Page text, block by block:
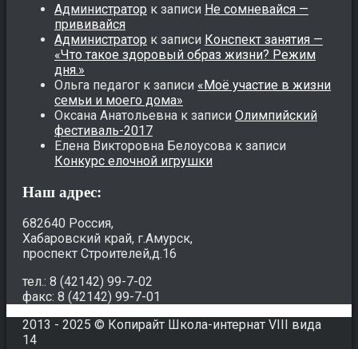
Администратор к записи Не сомневайся —
прививайся
Администратор к записи Конспект занятия —
«Что такое здоровый образ жизни? Режим
дня.»
Ольга педагог к записи «Моё участие в жизни
семьи и моего дома»
Оксана Анатольевна к записи Олимпийский
фестиваль-2017
Елена Викторовна Белоусова к записи
Конкурс елочной игрушки
Наш адрес:
682640 Россия,
Хабаровский край, г.Амурск,
проспект Строителей,д.16
тел.: 8 (42142) 99-7-02
факс: 8 (42142) 99-7-01
2013 - 2025 © Копирайт Школа-интернат VIII вида
14